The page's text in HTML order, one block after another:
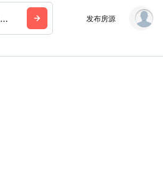
Kelowna 发布房源